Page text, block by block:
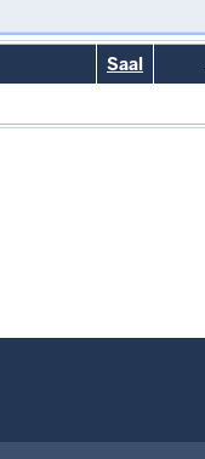
Saal